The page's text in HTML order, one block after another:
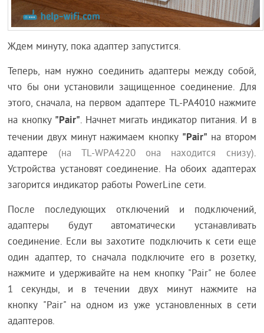
Ждем минуту, пока адаптер запустится.
Теперь, нам нужно соединить адаптеры между собой,
что бы они установили защищенное соединение. Для
этого, сначала, на первом адаптере TL-PA4010 нажмите
на кнопку "Pair". Начнет мигать индикатор питания. И в
течении двух минут нажимаем кнопку "Pair" на втором
адаптере (на TL-WPA4220 она находится снизу).
Устройства установят соединение. На обоих адаптерах
загорится индикатор работы PowerLine сети.
После последующих отключений и подключений,
адаптеры будут автоматически устанавливать
соединение. Если вы захотите подключить к сети еще
один адаптер, то сначала подключите его в розетку,
нажмите и удерживайте на нем кнопку "Pair" не более
1 секунды, и в течении двух минут нажмите на
кнопку "Pair" на одном из уже установленных в сети
адаптеров.